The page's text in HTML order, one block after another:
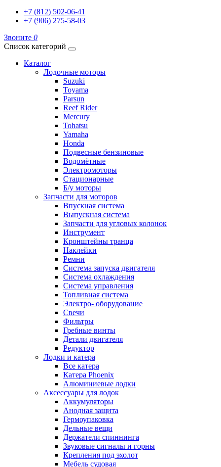
+7 (812) 502-06-41
+7 (906) 275-58-03
Звоните 0
Список категорий
Каталог
Лодочные моторы
Suzuki
Toyama
Parsun
Reef Rider
Mercury
Tohatsu
Yamaha
Honda
Подвесные бензиновые
Водомётные
Электромоторы
Стационарные
Б/у моторы
Запчасти для моторов
Впускная система
Выпускная система
Запчасти для угловых колонок
Инструмент
Кронштейны транца
Наклейки
Ремни
Система запуска двигателя
Система охлаждения
Система управления
Топливная система
Электро- оборудование
Свечи
Фильтры
Гребные винты
Детали двигателя
Редуктор
Лодки и катера
Все катера
Катера Phoenix
Алюминиевые лодки
Аксессуары для лодок
Аккумуляторы
Анодная защита
Гермоупаковка
Дельные вещи
Держатели спиннинга
Звуковые сигналы и горны
Крепления под эхолот
Мебель судовая